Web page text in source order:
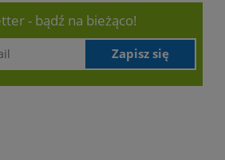
- bądź na bieżąco!
Zapisz się